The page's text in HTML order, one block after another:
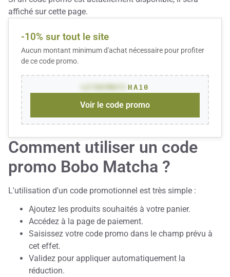
affiché sur cette page.
-10% sur tout le site
Aucun montant minimum d'achat nécessaire pour profiter
de ce code promo.
HA10
Voir le code promo
Comment utiliser un code
promo Bobo Matcha ?
L'utilisation d'un code promotionnel est très simple :
Ajoutez les produits souhaités à votre panier.
Accédez à la page de paiement.
Saisissez votre code promo dans le champ prévu à
cet effet.
Validez pour appliquer automatiquement la
réduction.